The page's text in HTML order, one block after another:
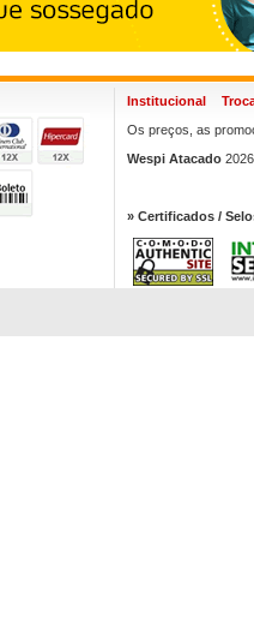
Institucional
Os preços, as
Wespi Atacado
» Certificados /